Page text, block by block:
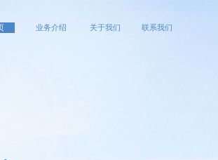
业务介绍 关于我们 联系我们